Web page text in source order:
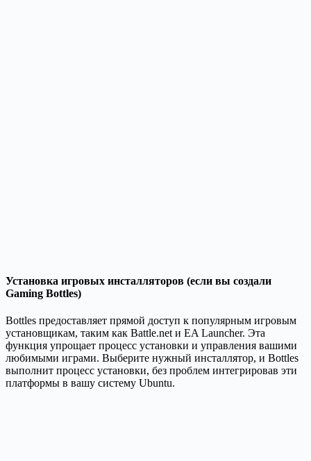
Установка игровых инсталляторов (если вы создали
Gaming Bottles)
Bottles предоставляет прямой доступ к популярным игровым
установщикам, таким как Battle.net и EA Launcher. Эта
функция упрощает процесс установки и управления вашими
любимыми играми. Выберите нужный инсталлятор, и Bottles
выполнит процесс установки, без проблем интегрировав эти
платформы в вашу систему Ubuntu.